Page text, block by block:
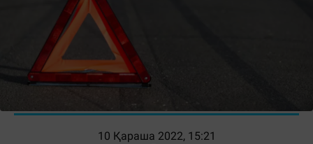
10 Қараша 2022, 15:21